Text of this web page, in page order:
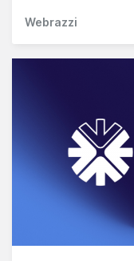
Webrazzi